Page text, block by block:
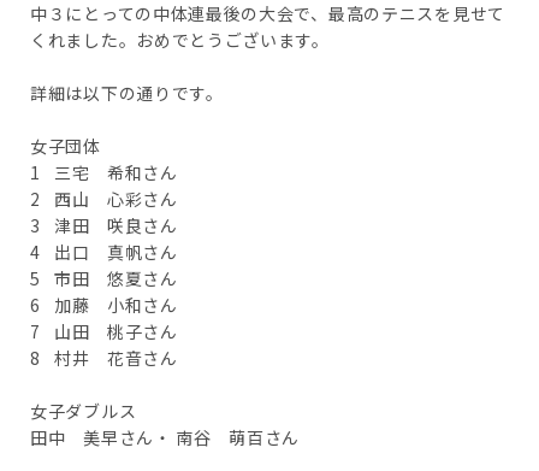
中３にとっての中体連最後の大会で、最高のテニスを見せて
くれました。おめでとうございます。
詳細は以下の通りです。
女子団体
1 三宅 希和さん
2 西山 心彩さん
3 津田 咲良さん
4 出口 真帆さん
5 市田 悠夏さん
6 加藤 小和さん
7 山田 桃子さん
8 村井 花音さん
女子ダブルス
田中 美早さん・ 南谷 萌百さん